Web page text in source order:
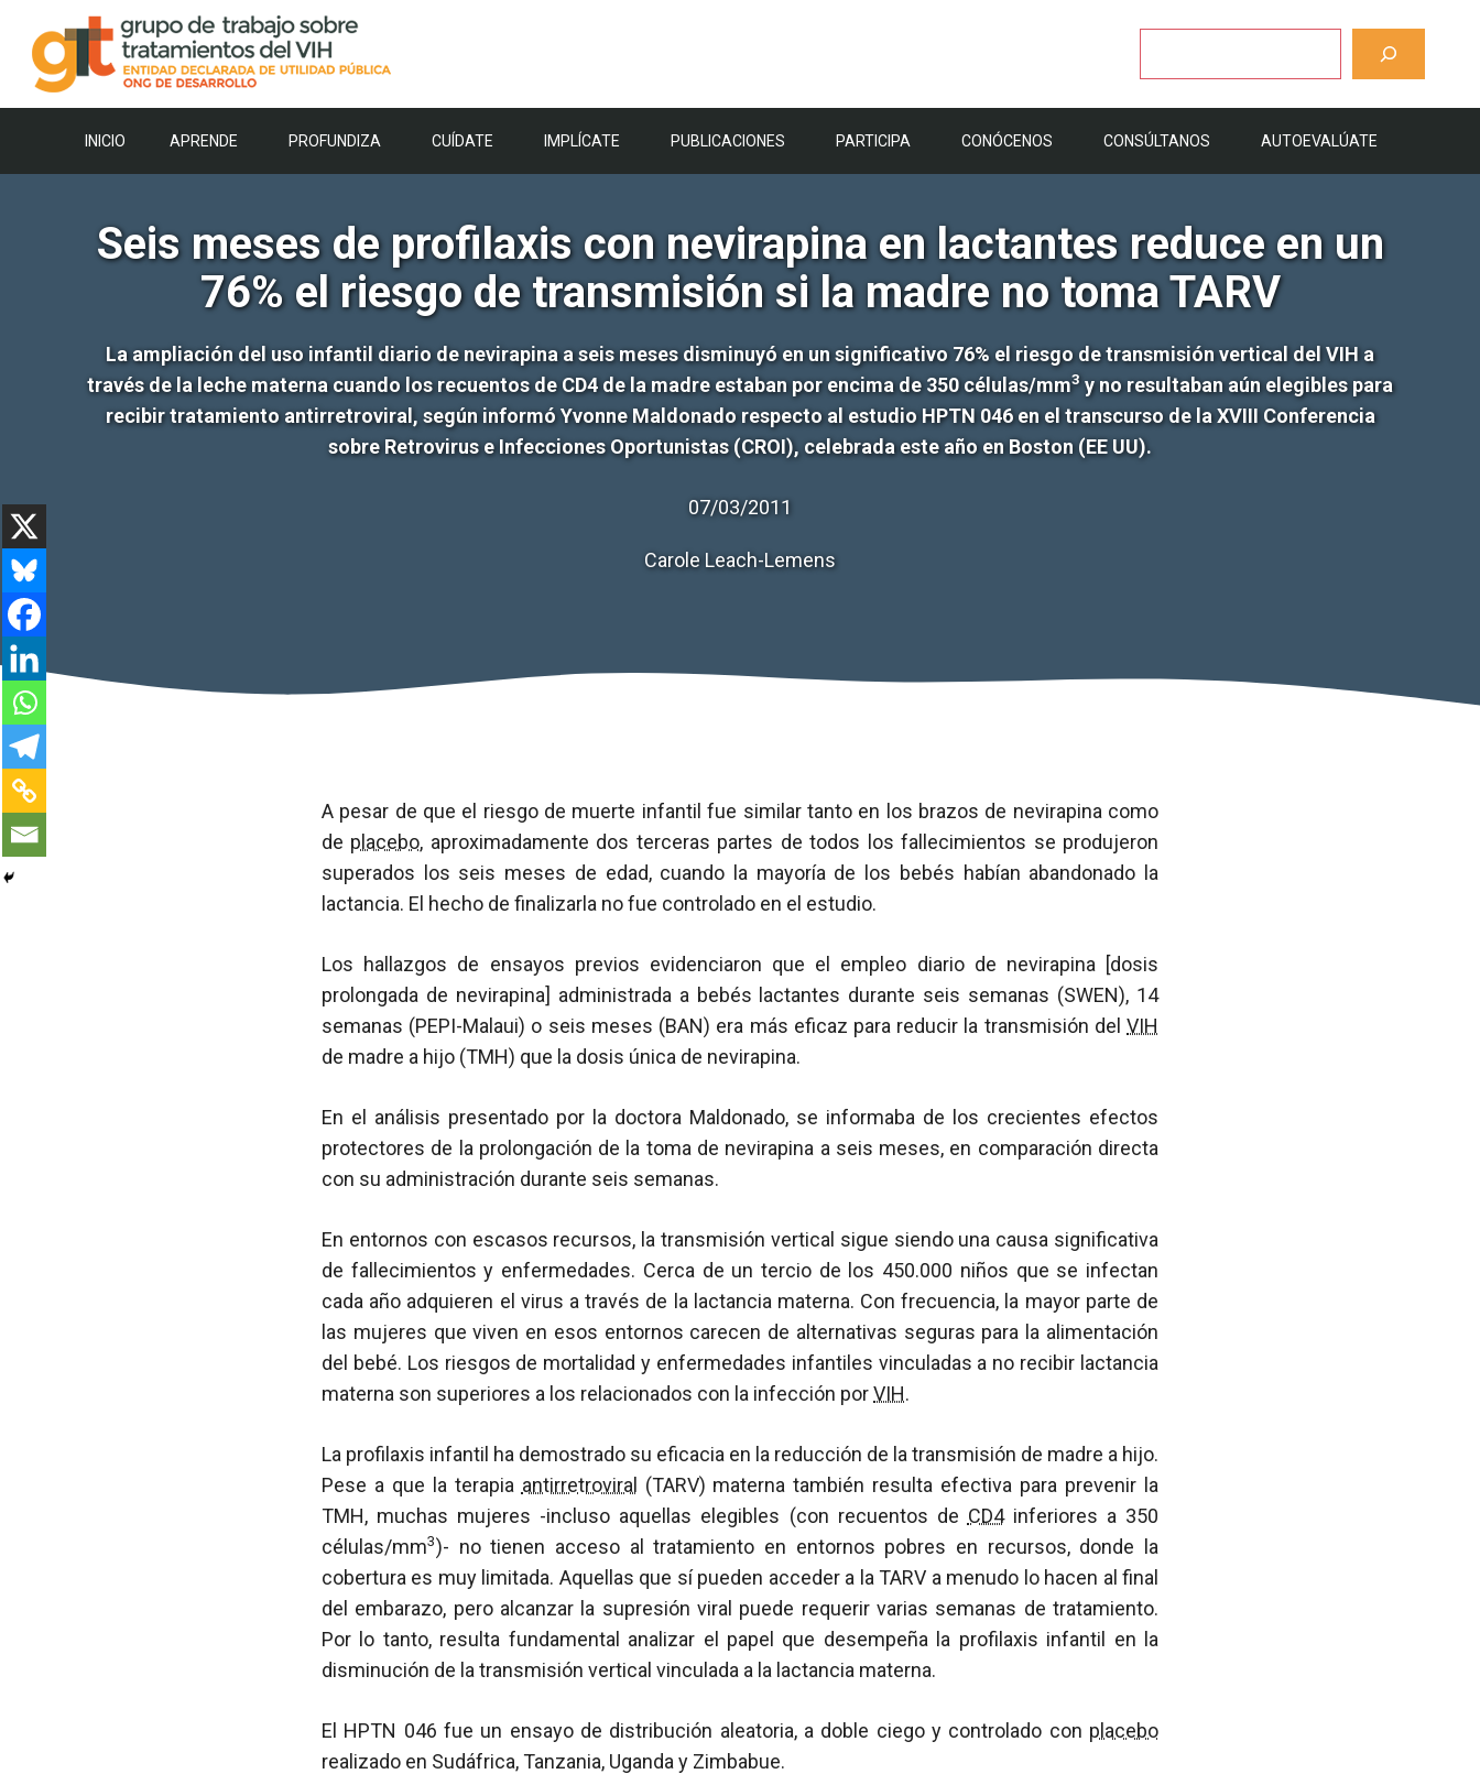
contenido
INICIO APRENDE PROFUNDIZA CUÍDATE IMPLÍCATE PUBLICACIONES PARTICIPA CONÓCENOS CONSÚLTANOS AUTOEVALÚATE
Seis meses de profilaxis con nevirapina en lactantes reduce en un
76% el riesgo de transmisión si la madre no toma TARV
La ampliación del uso infantil diario de nevirapina a seis meses disminuyó en un significativo 76% el riesgo de transmisión vertical del VIH a
través de la leche materna cuando los recuentos de CD4 de la madre estaban por encima de 350 células/mm3y no resultaban aún elegibles para
recibir tratamiento antirretroviral, según informó Yvonne Maldonado respecto al estudio HPTN 046 en el transcurso de la XVIII Conferencia
sobre Retrovirus e Infecciones Oportunistas (CROI), celebrada este año en Boston (EE UU).
07/03/2011
Carole Leach-Lemens
A pesar de que el riesgo de muerte infantil fue similar tanto en los brazos de nevirapina como
de placebo, aproximadamente dos terceras partes de todos los fallecimientos se produjeron
superados los seis meses de edad, cuando la mayoría de los bebés habían abandonado la
lactancia. El hecho de finalizarla no fue controlado en el estudio.
Los hallazgos de ensayos previos evidenciaron que el empleo diario de nevirapina [dosis
prolongada de nevirapina] administrada a bebés lactantes durante seis semanas (SWEN), 14
semanas (PEPI-Malaui) o seis meses (BAN) era más eficaz para reducir la transmisión del VIH
de madre a hijo (TMH) que la dosis única de nevirapina.
En el análisis presentado por la doctora Maldonado, se informaba de los crecientes efectos
protectores de la prolongación de la toma de nevirapina a seis meses, en comparación directa
con su administración durante seis semanas.
En entornos con escasos recursos, la transmisión vertical sigue siendo una causa significativa
de fallecimientos y enfermedades. Cerca de un tercio de los 450.000 niños que se infectan
cada año adquieren el virus a través de la lactancia materna. Con frecuencia, la mayor parte de
las mujeres que viven en esos entornos carecen de alternativas seguras para la alimentación
del bebé. Los riesgos de mortalidad y enfermedades infantiles vinculadas a no recibir lactancia
materna son superiores a los relacionados con la infección porVIH.
La profilaxis infantil ha demostrado su eficacia en la reducción de la transmisión de madre a hijo.
Pese a que la terapia antirretroviral
(TARV) materna también resulta efectiva para prevenir la
TMH, muchas mujeres -incluso aquellas elegibles (con recuentos de CD4inferiores a 350
células/mm3)- no tienen acceso al tratamiento en entornos pobres en recursos, donde la
cobertura es muy limitada. Aquellas que sí pueden acceder a la TARV a menudo lo hacen al final
del embarazo, pero alcanzar la supresión viral puede requerir varias semanas de tratamiento.
Por lo tanto, resulta fundamental analizar el papel que desempeña la profilaxis infantil en la
disminución de la transmisión vertical vinculada a la lactancia materna.
El HPTN 046 fue un ensayo de distribución aleatoria, a doble ciego y controlado con placebo
realizado en Sudáfrica, Tanzania, Uganda y Zimbabue.